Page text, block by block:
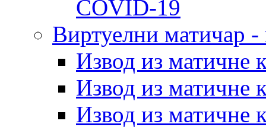
COVID-19
Виртуелни матичар -
Извод из матичне
Извод из матичне
Извод из матичне